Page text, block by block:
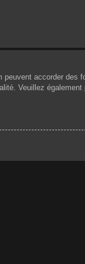
accorder des
Veuillez